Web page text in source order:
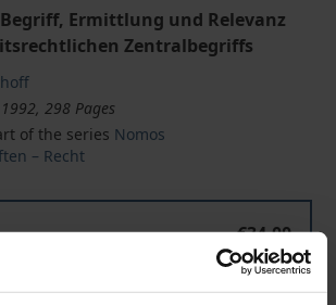
Ermittlung und Relevanz
Zentralbegriffs
298 Pages
of the series Nomos
– Recht
€34.00
2707-9